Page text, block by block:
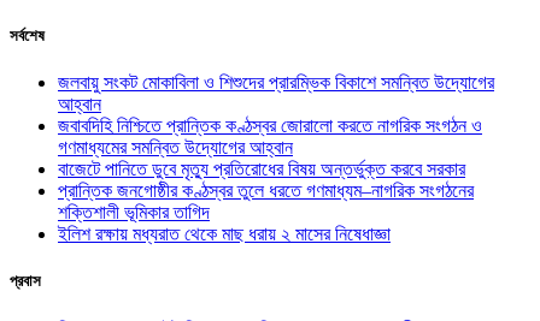
সর্বশেষ
জলবায়ু সংকট মোকাবিলা ও শিশুদের প্রারম্ভিক বিকাশে সমন্বিত উদ্যোগের
আহ্বান
জবাবদিহি নিশ্চিতে প্রান্তিক কণ্ঠস্বর জোরালো করতে নাগরিক সংগঠন ও
গণমাধ্যমের সমন্বিত উদ্যোগের আহ্বান
বাজেটে পানিতে ডুবে মৃত্যু প্রতিরোধের বিষয় অন্তর্ভুক্ত করবে সরকার
প্রান্তিক জনগোষ্ঠীর কণ্ঠস্বর তুলে ধরতে গণমাধ্যম–নাগরিক সংগঠনের
শক্তিশালী ভূমিকার তাগিদ
ইলিশ রক্ষায় মধ্যরাত থেকে মাছ ধরায় ২ মাসের নিষেধাজ্ঞা
প্রবাস